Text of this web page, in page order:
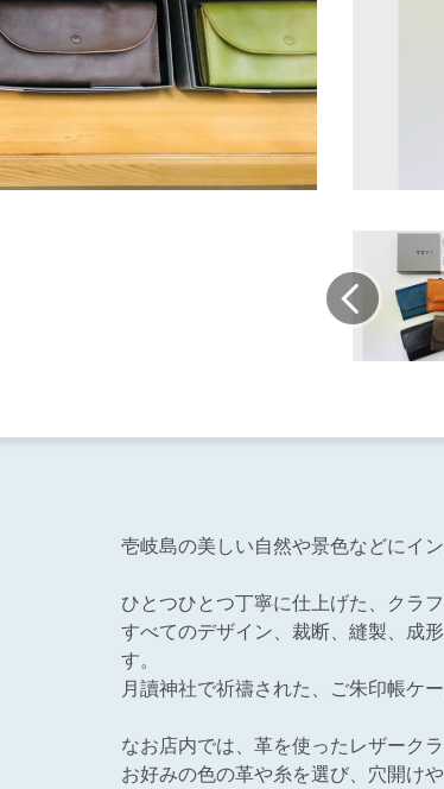
壱岐島の美しい自然や景色などにイ
ひとつひとつ丁寧に仕上げた、クラ
すべてのデザイン、裁断、縫製、成
す。
月讀神社で祈禱された、ご朱印帳ケ
なお店内では、革を使ったレザーク
お好みの色の革や糸を選び、穴開け